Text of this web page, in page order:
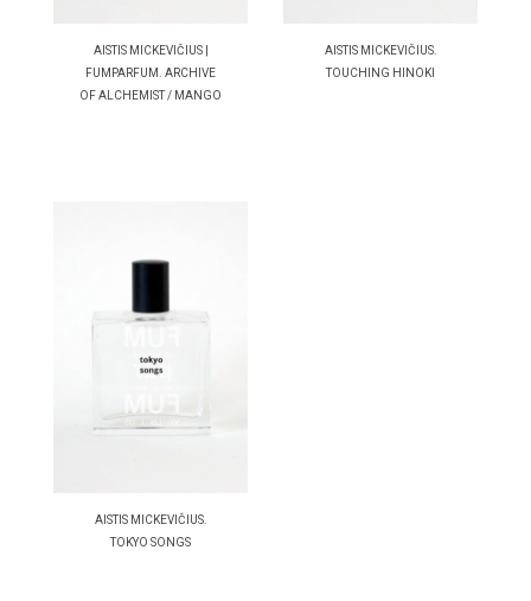
AISTIS MICKEVIČIUS |
FUMPARFUM. ARCHIVE
OF ALCHEMIST / MANGO
AISTIS MICKEVIČIUS.
TOUCHING HINOKI
AISTIS MICKEVIČIUS.
TOKYO SONGS